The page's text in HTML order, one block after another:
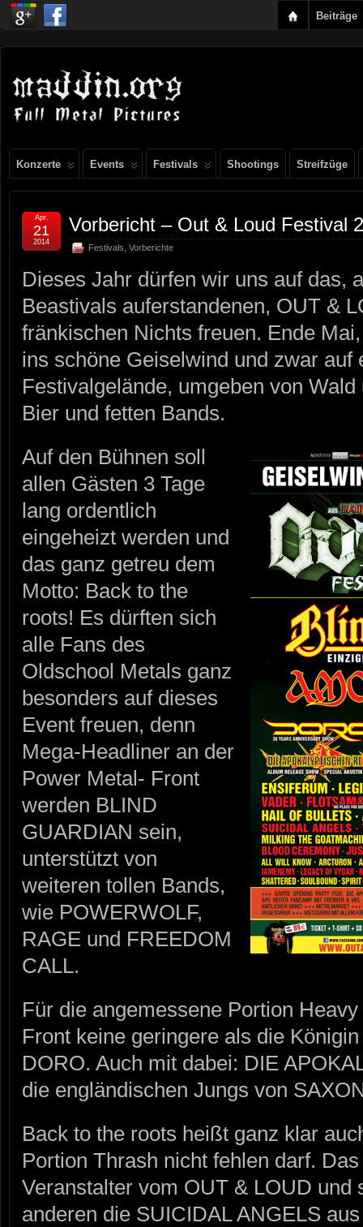
Beiträge
Konzerte Events Festivals Shootings Streifzüge
Vorbericht – Out & Loud Festival
Festivals Vorberichte
Apr.
21
2014
Dieses Jahr dürfen wir uns auf das,
Beastivals auferstandenen, OUT &
fränkischen Nichts freuen. Ende
ins schöne Geiselwind und zwar auf
Festivalgelände, umgeben von
Bier und fetten Bands.
Auf den Bühnen soll
allen Gästen 3 Tage
lang ordentlich
eingeheizt werden und
das ganz getreu dem
Motto: Back to the
roots! Es dürften sich
alle Fans des
Oldschool Metals ganz
besonders auf dieses
Event freuen, denn
Mega-Headliner an der
Power Metal- Front
werden BLIND
GUARDIAN sein,
unterstützt von
weiteren tollen Bands,
wie POWERWOLF,
RAGE und FREEDOM
CALL.
Für die angemessene Portion
Front keine geringere als die
DORO. Auch mit dabei: DIE
die engländischen Jungs von
Back to the roots heißt ganz klar
Portion Thrash nicht fehlen darf.
Veranstalter vom OUT & LOUD und
anderen die SUICIDAL ANGELS